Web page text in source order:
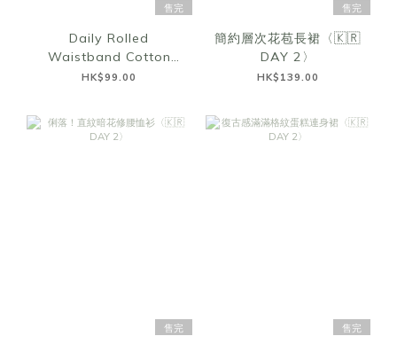
售完
Daily Rolled
Waistband Cotton
Shorts〈🇰🇷DAY 2〉
HK$99.00
售完
簡約層次花苞長裙〈🇰🇷
DAY 2〉
HK$139.00
售完 售完